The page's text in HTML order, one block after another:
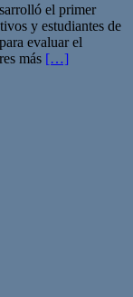
el primer
y estudiantes de
evaluar el
más […]